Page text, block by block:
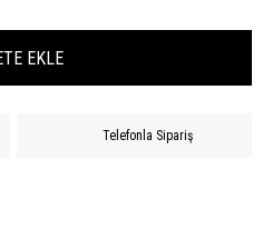
Telefonla Sipariş